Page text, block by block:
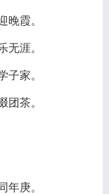
晚霞。
无涯。
子家。
团茶。
年庚。